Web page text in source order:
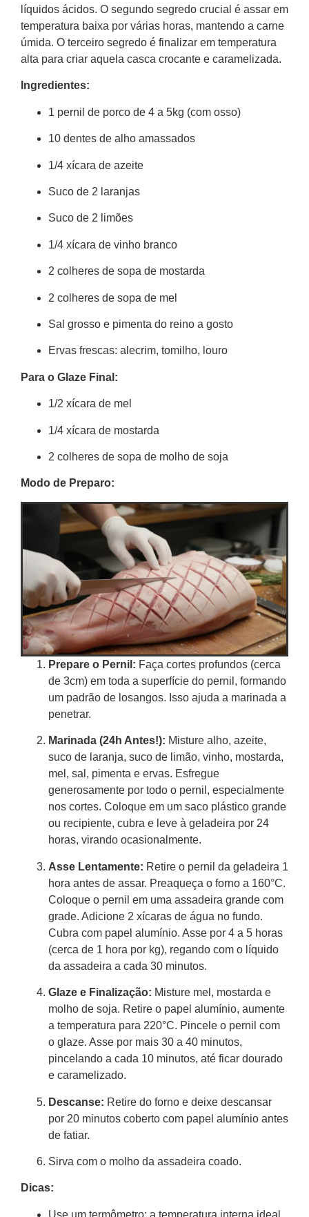
líquidos ácidos. O segundo segredo crucial é assar em
temperatura baixa por várias horas, mantendo a carne
úmida. O terceiro segredo é finalizar em temperatura
alta para criar aquela casca crocante e caramelizada.
Ingredientes:
1 pernil de porco de 4 a 5kg (com osso)
10 dentes de alho amassados
1/4 xícara de azeite
Suco de 2 laranjas
Suco de 2 limões
1/4 xícara de vinho branco
2 colheres de sopa de mostarda
2 colheres de sopa de mel
Sal grosso e pimenta do reino a gosto
Ervas frescas: alecrim, tomilho, louro
Para o Glaze Final:
1/2 xícara de mel
1/4 xícara de mostarda
2 colheres de sopa de molho de soja
Modo de Preparo:
Prepare o Pernil: Faça cortes profundos (cerca
de 3cm) em toda a superfície do pernil, formando
um padrão de losangos. Isso ajuda a marinada a
penetrar.
Marinada (24h Antes!): Misture alho, azeite,
suco de laranja, suco de limão, vinho, mostarda,
mel, sal, pimenta e ervas. Esfregue
generosamente por todo o pernil, especialmente
nos cortes. Coloque em um saco plástico grande
ou recipiente, cubra e leve à geladeira por 24
horas, virando ocasionalmente.
Asse Lentamente: Retire o pernil da geladeira 1
hora antes de assar. Preaqueça o forno a 160°C.
Coloque o pernil em uma assadeira grande com
grade. Adicione 2 xícaras de água no fundo.
Cubra com papel alumínio. Asse por 4 a 5 horas
(cerca de 1 hora por kg), regando com o líquido
da assadeira a cada 30 minutos.
Glaze e Finalização: Misture mel, mostarda e
molho de soja. Retire o papel alumínio, aumente
a temperatura para 220°C. Pincele o pernil com
o glaze. Asse por mais 30 a 40 minutos,
pincelando a cada 10 minutos, até ficar dourado
e caramelizado.
Descanse: Retire do forno e deixe descansar
por 20 minutos coberto com papel alumínio antes
de fatiar.
Sirva com o molho da assadeira coado.
Dicas:
Use um termômetro: a temperatura interna ideal